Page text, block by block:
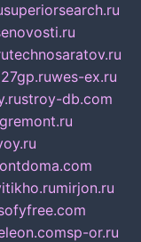
superiorsearch.ru
technosaratov.ru
wes-ex.ru
stroy-db.com
mirjon.ru
sp-or.ru